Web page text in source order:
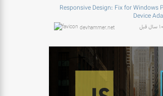
Responsive Design: Fix for Windows
Device
devhammer.net ۱۰ سال قبل